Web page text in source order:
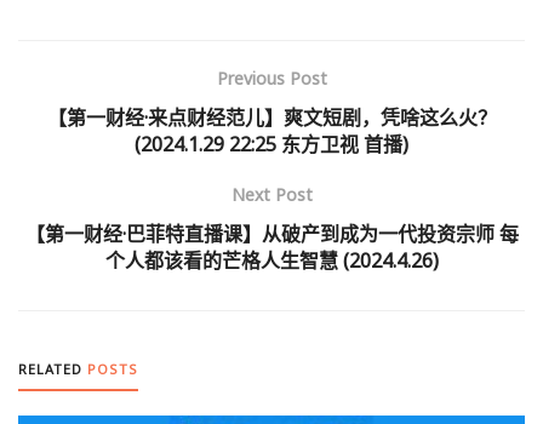
Previous Post
【第一财经·来点财经范儿】爽文短剧，凭啥这么火？
(2024.1.29 22:25 东方卫视 首播)
Next Post
【第一财经·巴菲特直播课】从破产到成为一代投资宗师 每
个人都该看的芒格人生智慧 (2024.4.26)
RELATED POSTS